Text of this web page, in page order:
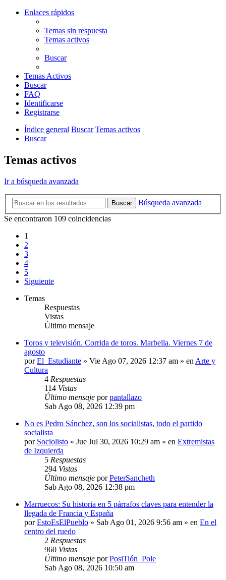
Enlaces rápidos
Temas sin respuesta
Temas activos
Buscar
Temas Activos
Buscar
FAQ
Identificarse
Registrarse
Índice general Buscar Temas activos
Buscar
Temas activos
Ir a búsqueda avanzada
Buscar
Búsqueda avanzada
Se encontraron 109 coincidencias
1
2
3
4
5
Siguiente
Temas
Respuestas
Vistas
Último mensaje
Toros y televisión. Corrida de toros. Marbella. Viernes 7 de
agosto
porEl_Estudiante » Vie Ago 07, 2026 12:37 am » enArte y
Cultura
4 Respuestas
114 Vistas
Último mensaje porpantallazo
Sab Ago 08, 2026 12:39 pm
No es Pedro Sánchez, son los socialistas, todo el partido
socialista
por Sociolisto » Jue Jul 30, 2026 10:29 am » en Extremistas
de Izquierda
5 Respuestas
294 Vistas
Último mensaje porPeterSancheth
Sab Ago 08, 2026 12:38 pm
Marruecos: Su historia en 5 párrafos claves para entender la
llegada de Francia y España
porEstoEsElPueblo » Sab Ago 01, 2026 9:56 am » en En el
centro del ruedo
2 Respuestas
960 Vistas
Último mensaje porPosiTión_Pole
Sab Ago 08, 2026 10:50 am